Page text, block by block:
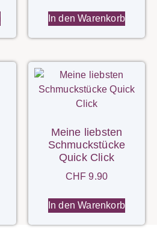
In den Warenkorb
Meine liebsten
Schmuckstücke
Quick Click
CHF 9.90
In den Warenkorb